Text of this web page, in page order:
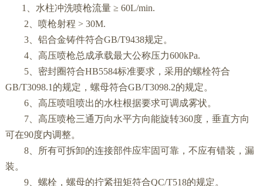
1、水柱冲洗喷枪流量 ≥ 60L/min.
2、喷枪射程 > 30M.
3、铝合金铸件符合GB/T9438规定。
4、高压喷枪总成承载最大公称压力600kPa.
5、密封圈符合HB5584标准要求，采用的螺栓符合
GB/T3098.1的规定，螺母符合GB/T3098.2的规定。
6、高压喷咀喷出的水柱根据要求可调成雾状。
7、高压喷枪三通万向水平方向能旋转360度，垂直方向
可在90度内调整。
8、所有可拆卸的连接部件应牢固可靠，不应有错装，漏
装。
9、螺栓，螺母的拧紧扭矩符合QC/T518的规定。